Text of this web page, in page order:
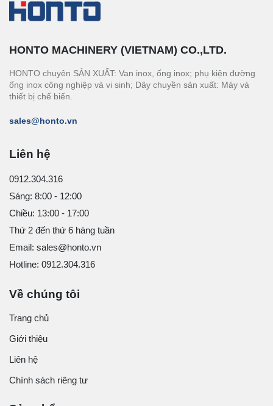
HONTO MACHINERY (VIETNAM) CO.,LTD.
HONTO chuyên SẢN XUẤT: Van inox, ống inox; phụ kiện đường
ống inox công nghiệp và vi sinh; Dây chuyền sản xuất: Máy và
thiết bị chế biến.
sales@honto.vn
Liên hệ
0912.304.316
Sáng: 8:00 - 12:00
Chiều: 13:00 - 17:00
Thứ 2 đến thứ 6 hàng tuần
Email: sales@honto.vn
Hotline: 0912.304.316
Về chúng tôi
Trang chủ
Giới thiệu
Liên hệ
Chính sách riêng tư